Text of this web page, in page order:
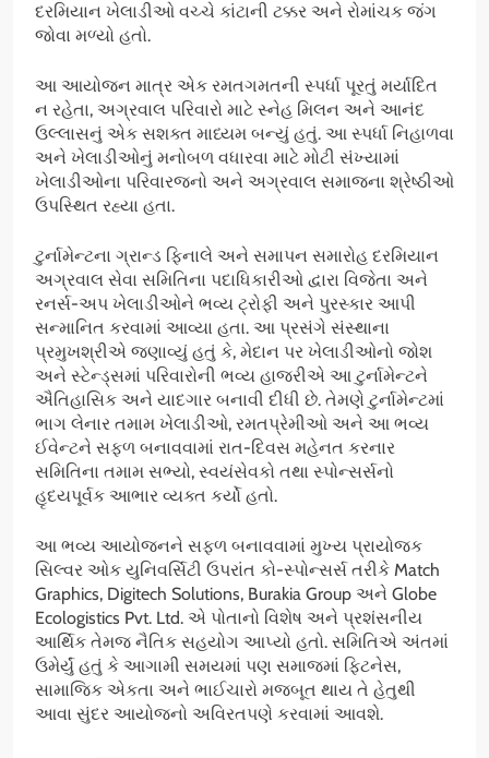
દરમિયાન ખેલાડીઓ વચ્ચે કાંટાની ટક્કર અને રોમાંચક જંગ
જોવા મળ્યો હતો.
આ આયોજન માત્ર એક રમતગમતની સ્પર્ધા પૂરતું મર્યાદિત
ન રહેતા, અગ્રવાલ પરિવારો માટે સ્નેહ મિલન અને આનંદ
ઉલ્લાસનું એક સશક્ત માધ્યમ બન્યું હતું. આ સ્પર્ધા નિહાળવા
અને ખેલાડીઓનું મનોબળ વધારવા માટે મોટી સંખ્યામાં
ખેલાડીઓના પરિવારજનો અને અગ્રવાલ સમાજના શ્રેષ્ઠીઓ
ઉપસ્થિત રહ્યા હતા.
ટુર્નામેન્ટના ગ્રાન્ડ ફિનાલે અને સમાપન સમારોહ દરમિયાન
અગ્રવાલ સેવા સમિતિના પદાધિકારીઓ દ્વારા વિજેતા અને
રનર્સ-અપ ખેલાડીઓને ભવ્ય ટ્રોફી અને પુરસ્કાર આપી
સન્માનિત કરવામાં આવ્યા હતા. આ પ્રસંગે સંસ્થાના
પ્રમુખશ્રીએ જણાવ્યું હતું કે, મેદાન પર ખેલાડીઓનો જોશ
અને સ્ટેન્ડ્સમાં પરિવારોની ભવ્ય હાજરીએ આ ટુર્નામેન્ટને
ઐતિહાસિક અને યાદગાર બનાવી દીધી છે. તેમણે ટુર્નામેન્ટમાં
ભાગ લેનાર તમામ ખેલાડીઓ, રમતપ્રેમીઓ અને આ ભવ્ય
ઈવેન્ટને સફળ બનાવવામાં રાત-દિવસ મહેનત કરનાર
સમિતિના તમામ સભ્યો, સ્વયંસેવકો તથા સ્પોન્સર્સનો
હૃદયપૂર્વક આભાર વ્યક્ત કર્યો હતો.
આ ભવ્ય આયોજનને સફળ બનાવવામાં મુખ્ય પ્રાયોજક
સિલ્વર ઓક યુનિવર્સિટી ઉપરાંત કો-સ્પોન્સર્સ તરીકે Match
Graphics, Digitech Solutions, Burakia Group અને Globe
Ecologistics Pvt. Ltd. એ પોતાનો વિશેષ અને પ્રશંસનીય
આર્થિક તેમજ નૈતિક સહયોગ આપ્યો હતો. સમિતિએ અંતમાં
ઉમેર્યું હતું કે આગામી સમયમાં પણ સમાજમાં ફિટનેસ,
સામાજિક એકતા અને ભાઈચારો મજબૂત થાય તે હેતુથી
આવા સુંદર આયોજનો અવિરતપણે કરવામાં આવશે.